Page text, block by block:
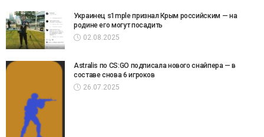
Украинец s1mple признал Крым российским — на
родине его могут посадить
02.08.2025
Astralis по CS:GO подписала нового снайпера — в
составе снова 6 игроков
26.07.2025